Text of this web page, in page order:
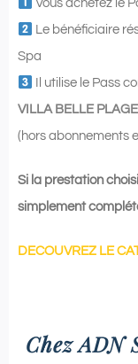
Vous achetez le
Le bénéficiaire
Spa
Il utilise le Pass
VILLA BELLE
(hors abonnements
Si la prestation
simplement
DECOUVREZ LE
Chez ADN